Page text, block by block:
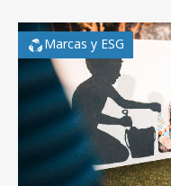
Marcas y ESG